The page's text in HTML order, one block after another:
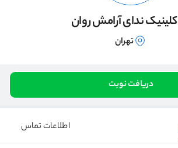
کلینیک ندای آرامش روان
تهران
دریافت نوبت
اطلاعات تماس